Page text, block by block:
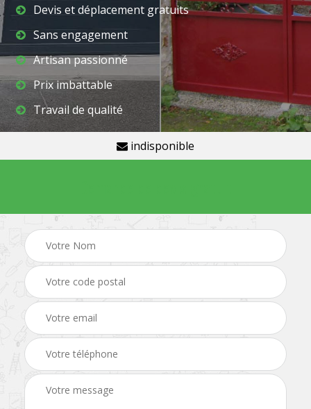
Devis et déplacement gratuits
Sans engagement
Artisan passionné
Prix imbattable
Travail de qualité
indisponible